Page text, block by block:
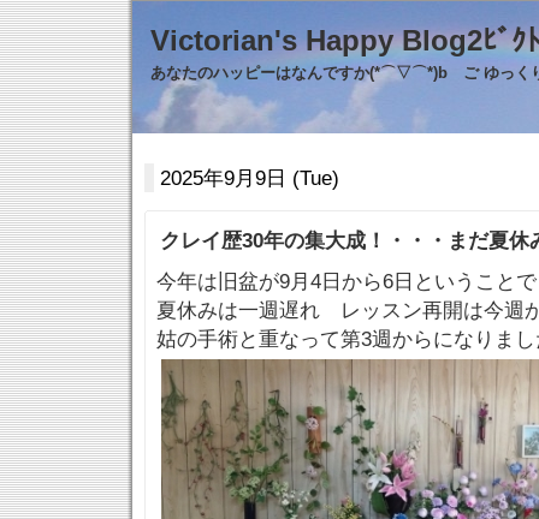
Victorian's Happy
あなたのハッピーはなんですか(*⌒▽⌒*)b ご ゆっく
2025年9月9日 (Tue)
クレイ歴30年の集大成！・・・まだ夏休
今年は旧盆が9月4日から6日ということで
夏休みは一週遅れ レッスン再開は今週
姑の手術と重なって第3週からになりま